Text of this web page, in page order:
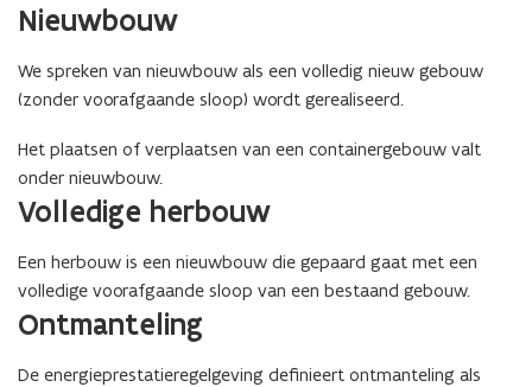
Nieuwbouw
We spreken van nieuwbouw als een volledig nieuw gebouw
(zonder voorafgaande sloop) wordt gerealiseerd.
Het plaatsen of verplaatsen van een containergebouw valt
onder nieuwbouw.
Volledige herbouw
Een herbouw is een nieuwbouw die gepaard gaat met een
volledige voorafgaande sloop van een bestaand gebouw.
Ontmanteling
De energieprestatieregelgeving definieert ontmanteling als